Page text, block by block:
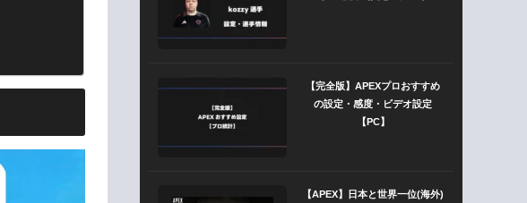
【完全版】APEXプロおすすめ
の設定・感度・ビデオ設定
【PC】
【APEX】日本と世界一位(海外)